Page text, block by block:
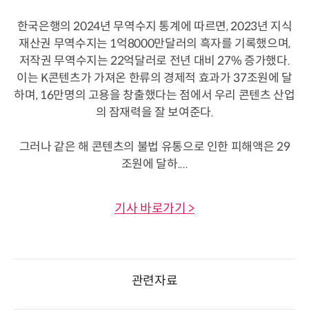
한국은행의 2024년 무역수지 통계에 따르면, 2023년 지식
재산권 무역수지는 1억8000만달러의 흑자를 기록했으며,
저작권 무역수지는 22억달러로 전년 대비 27% 증가했다.
이는 K콘텐츠가 가져온 한류의 경제적 효과가 37조원에 달
하며, 16만명의 고용을 창출했다는 점에서 우리 콘텐츠 산업
의 잠재력을 잘 보여준다.
그러나 같은 해 콘텐츠의 불법 유통으로 인한 피해액은 29
조원에 달하....
기사 바로가기 >
관련자료